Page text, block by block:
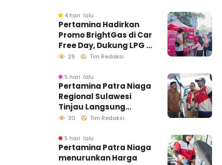
Berlangsung Kondusif
4 hari lalu
Pertamina Hadirkan
Promo BrightGas di Car
Free Day, Dukung LPG 3
Kg Tepat Sasaran
29 Tim Redaksi
5 hari lalu
Pertamina Patra Niaga
Regional Sulawesi
Tinjau Langsung
Pelayanan SPBU di
Distribusi Biosolar
Berjalan Optimal
30 Tim Redaksi
5 hari lalu
Pertamina Patra Niaga
menurunkan Harga